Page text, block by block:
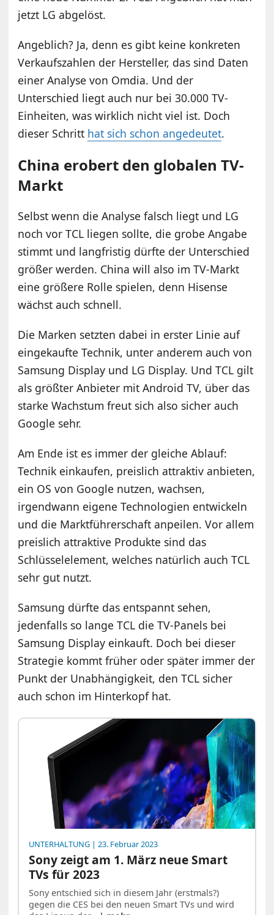
jetzt LG abgelöst.
Angeblich? Ja, denn es gibt keine konkreten
Verkaufszahlen der Hersteller, das sind Daten
einer Analyse von Omdia. Und der
Unterschied liegt auch nur bei 30.000 TV-
Einheiten, was wirklich nicht viel ist. Doch
dieser Schritt hat sich schon angedeutet.
China erobert den globalen TV-
Markt
Selbst wenn die Analyse falsch liegt und LG
noch vor TCL liegen sollte, die grobe Angabe
stimmt und langfristig dürfte der Unterschied
größer werden. China will also im TV-Markt
eine größere Rolle spielen, denn Hisense
wächst auch schnell.
Die Marken setzten dabei in erster Linie auf
eingekaufte Technik, unter anderem auch von
Samsung Display und LG Display. Und TCL gilt
als größter Anbieter mit Android TV, über das
starke Wachstum freut sich also sicher auch
Google sehr.
Am Ende ist es immer der gleiche Ablauf:
Technik einkaufen, preislich attraktiv anbieten,
ein OS von Google nutzen, wachsen,
irgendwann eigene Technologien entwickeln
und die Marktführerschaft anpeilen. Vor allem
preislich attraktive Produkte sind das
Schlüsselelement, welches natürlich auch TCL
sehr gut nutzt.
Samsung dürfte das entspannt sehen,
jedenfalls so lange TCL die TV-Panels bei
Samsung Display einkauft. Doch bei dieser
Strategie kommt früher oder später immer der
Punkt der Unabhängigkeit, den TCL sicher
auch schon im Hinterkopf hat.
UNTERHALTUNG | 23. Februar 2023
Sony zeigt am 1. März neue Smart
TVs für 2023
Sony entschied sich in diesem Jahr (erstmals?)
gegen die CES bei den neuen Smart TVs und wird